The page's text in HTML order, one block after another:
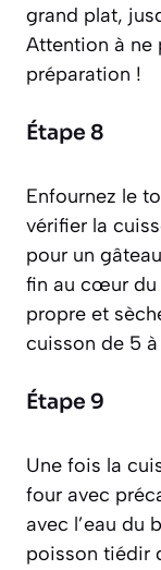
grand plat,
Attention à ne
préparation !
Étape 8
Enfournez le
vérifier la
pour un
fin au cœur du
propre et
cuisson de 5 à
Étape 9
Une fois la
four avec
avec l’eau du
poisson tiédir